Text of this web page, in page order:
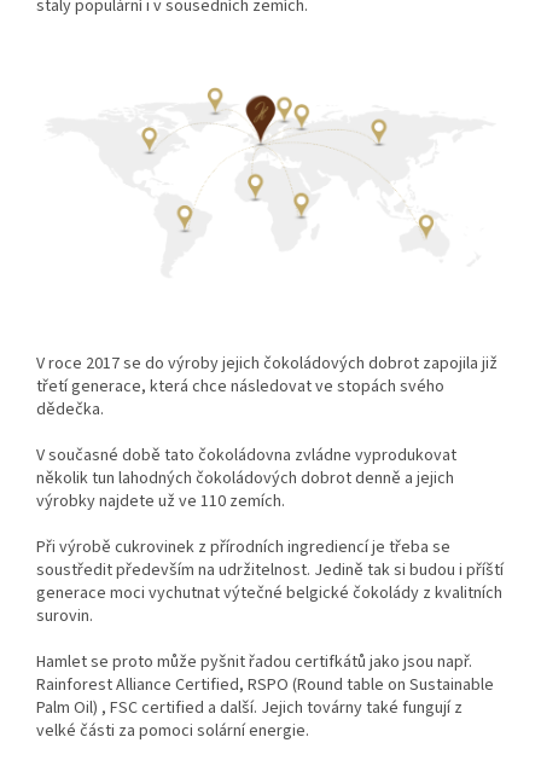
staly populární i v sousedních zemích.
V roce 2017 se do výroby jejich čokoládových dobrot zapojila již
třetí generace, která chce následovat ve stopách svého
dědečka.
V současné době tato čokoládovna zvládne vyprodukovat
několik tun lahodných čokoládových dobrot denně a jejich
výrobky najdete už ve 110 zemích.
Při výrobě cukrovinek z přírodních ingrediencí je třeba se
soustředit především na udržitelnost. Jedině tak si budou i příští
generace moci vychutnat výtečné belgické čokolády z kvalitních
surovin.
Hamlet se proto může pyšnit řadou certifkátů jako jsou např.
Rainforest Alliance Certified, RSPO (Round table on Sustainable
Palm Oil) , FSC certified a další. Jejich továrny také fungují z
velké části za pomoci solární energie.